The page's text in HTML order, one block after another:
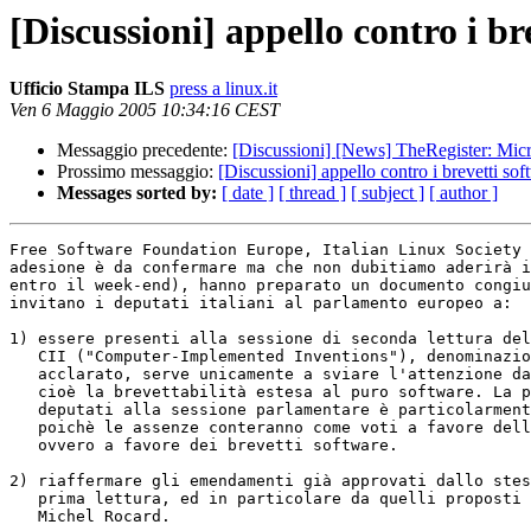
[Discussioni] appello contro i
Ufficio Stampa ILS press a linux.it
Ven 6 Maggio 2005 10:34:16 CEST
Messaggio precedente: [Discussioni] [News] TheRegister:
Prossimo messaggio: [Discussioni] appello contro i brevetti
Messages sorted by: [ date ] [ thread ] [ subject ] [ author ]
Free Software Foundation Europe, Italian Linux
adesione è da confermare ma che non dubitiamo
entro il week-end), hanno preparato un documento
invitano i deputati italiani al parlamento europeo a:
1) essere presenti alla sessione di seconda lettura
2) riaffermare gli emendamenti già approvati dallo